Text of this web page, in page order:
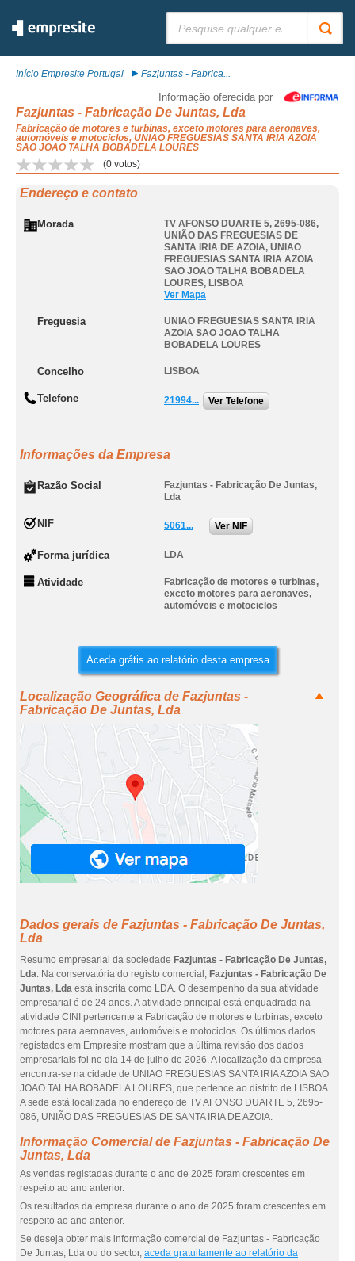
Início Empresite Portugal Fazjuntas - Fabrica...
Informação oferecida por
Fazjuntas - Fabricação De Juntas, Lda
Fabricação de motores e turbinas, exceto motores para aeronaves,
automóveis e motociclos, UNIAO FREGUESIAS SANTA IRIA AZOIA
SAO JOAO TALHA BOBADELA LOURES
(0 votos)
Endereço e contato
Morada
TV AFONSO DUARTE 5, 2695-086,
UNIÃO DAS FREGUESIAS DE
SANTA IRIA DE AZOIA, UNIAO
FREGUESIAS SANTA IRIA AZOIA
SAO JOAO TALHA BOBADELA
LOURES, LISBOA
Ver Mapa
Freguesia
UNIAO FREGUESIAS SANTA IRIA
AZOIA SAO JOAO TALHA
BOBADELA LOURES
Concelho LISBOA
Telefone 21994... Ver Telefone
Informações da Empresa
Razão Social
Fazjuntas - Fabricação De Juntas,
Lda
NIF 5061... Ver NIF
Forma jurídica LDA
Atividade
Fabricação de motores e turbinas,
exceto motores para aeronaves,
automóveis e motociclos
Aceda grátis ao relatório desta empresa
Localização Geográfica de Fazjuntas -
Fabricação De Juntas, Lda
Dados gerais de Fazjuntas - Fabricação De Juntas,
Lda
Resumo empresarial da sociedade Fazjuntas - Fabricação De Juntas,
Lda. Na conservatória do registo comercial, Fazjuntas - Fabricação De
Juntas, Lda está inscrita como LDA. O desempenho da sua atividade
empresarial é de 24 anos. A atividade principal está enquadrada na
atividade CINI pertencente a Fabricação de motores e turbinas, exceto
motores para aeronaves, automóveis e motociclos. Os últimos dados
registados em Empresite mostram que a última revisão dos dados
empresariais foi no dia 14 de julho de 2026. A localização da empresa
encontra-se na cidade de UNIAO FREGUESIAS SANTA IRIA AZOIA SAO
JOAO TALHA BOBADELA LOURES, que pertence ao distrito de LISBOA.
A sede está localizada no endereço de TV AFONSO DUARTE 5, 2695-
086, UNIÃO DAS FREGUESIAS DE SANTA IRIA DE AZOIA.
Informação Comercial de Fazjuntas - Fabricação De
Juntas, Lda
As vendas registadas durante o ano de 2025 foram crescentes em
respeito ao ano anterior.
Os resultados da empresa durante o ano de 2025 foram crescentes em
respeito ao ano anterior.
Se deseja obter mais informação comercial de Fazjuntas - Fabricação
De Juntas, Lda ou do sector, aceda gratuitamente ao relatório da